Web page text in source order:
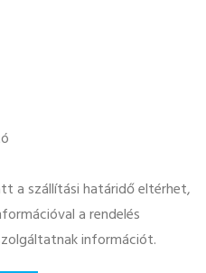
a szállítási határidő eltérhet,
a rendelés
információt.